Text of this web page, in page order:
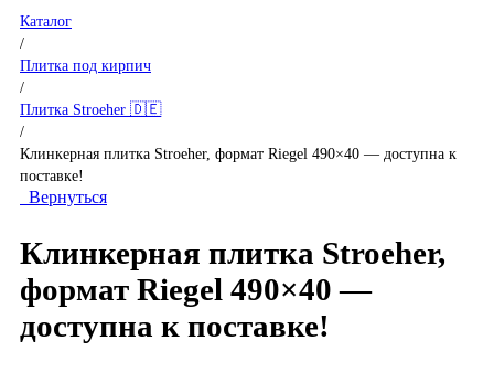
Каталог
/
Плитка под кирпич
/
Плитка Stroeher 🇩🇪
/
Клинкерная плитка Stroeher, формат Riegel 490×40 — доступна к
поставке!
Вернуться
Клинкерная плитка Stroeher,
формат Riegel 490×40 —
доступна к поставке!